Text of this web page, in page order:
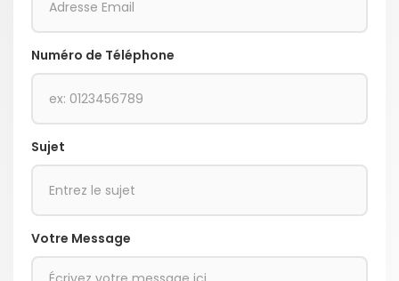
Numéro de Téléphone
Sujet
Votre Message